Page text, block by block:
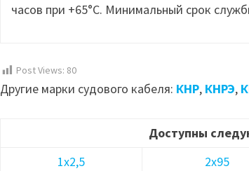
часов при +65°С. Минимальный срок
Post Views: 80
Другие марки судового кабеля: КНР, КНРЭ,
Доступны
1х2,5
2х95